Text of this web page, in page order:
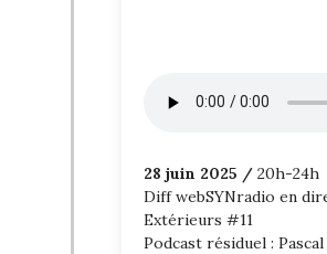
28 juin 2025 / 20h-24h
Diff webSYNradio en
Extérieurs #11
Podcast résiduel :